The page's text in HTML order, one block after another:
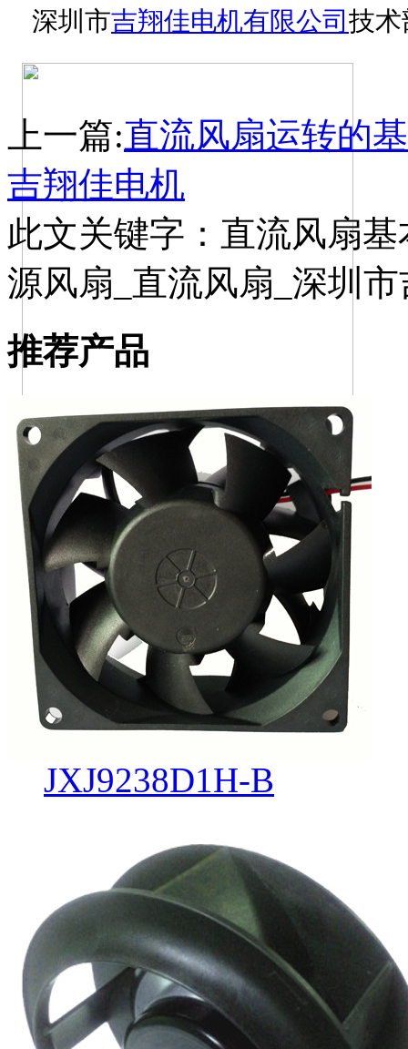
深圳市吉翔佳电机有限公司 技术
上一篇:直流风扇运转的
吉翔佳电机
此文关键字： 直流风扇
源风扇_直流风扇_深圳
推荐产品
JXJ9238D1H-B